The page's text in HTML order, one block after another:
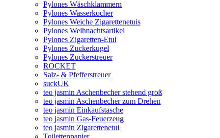
Pylones Wäschklammern
Pylones Wasserkocher
Pylones Weiche Zigarettenetuis
Pylones Weihnachtsartikel
Pylones Zigaretten-Etui
Pylones Zuckerkugel
Pylones Zuckerstreuer
ROCKET
Salz- & Pfefferstreuer
suckUK
teo jasmin Aschenbecher stehend groß
teo jasmin Aschenbecher zum Drehen
teo jasmin Einkaufstasche
teo jasmin Gas-Feuerzeug
teo jasmin Zigarettenetui
Toilettenpapier